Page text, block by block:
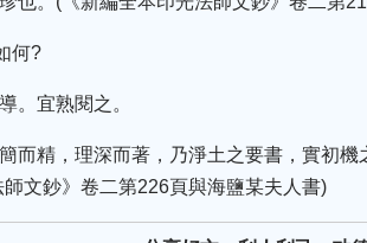
何?
。宜熟閱之。
而精，理深而著，乃淨土之要書，實初
文鈔》卷二第226頁與海鹽某夫人書)